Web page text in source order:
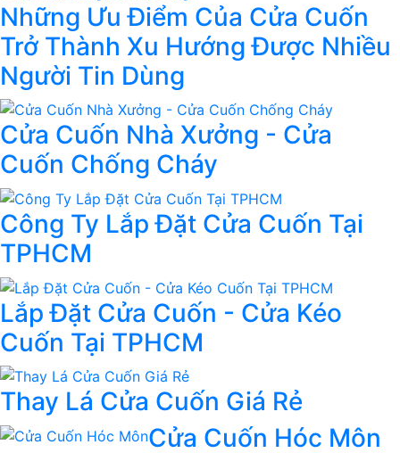
Những Ưu Điểm Của Cửa Cuốn
Trở Thành Xu Hướng Được Nhiều
Người Tin Dùng
Cửa Cuốn Nhà Xưởng - Cửa
Cuốn Chống Cháy
Công Ty Lắp Đặt Cửa Cuốn Tại
TPHCM
Lắp Đặt Cửa Cuốn - Cửa Kéo
Cuốn Tại TPHCM
Thay Lá Cửa Cuốn Giá Rẻ
Cửa Cuốn Hóc Môn